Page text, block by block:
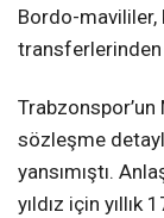
Bordo-mavililer,
transferlerinden
sözleşme
yansımıştı.
yıldız için